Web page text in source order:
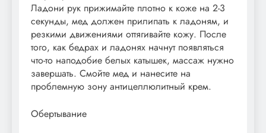
Ладони рук прижимайте плотно к коже на 2-3
секунды, мед должен прилипать к ладоням, и
резкими движениями оттягивайте кожу. После
того, как бедрах и ладонях начнут появляться
что-то наподобие белых катышек, массаж нужно
завершать. Смойте мед и нанесите на
проблемную зону антицеллюлитный крем.
Обертывание